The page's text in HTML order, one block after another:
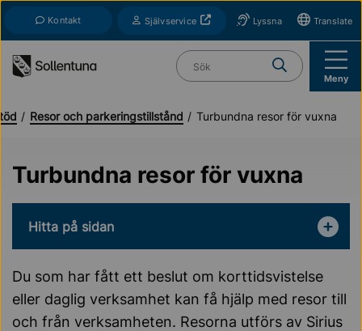
Kontakt SjälvserviceÖppnas i nytt fönsterLyssna Translate
Vad söker du?
Meny
Resor och parkeringstillstånd Turbundna resor för vuxna
Turbundna resor för vuxna
Hitta på sidan
Du som har fått ett beslut om korttidsvistelse
eller daglig verksamhet kan få hjälp med resor till
och från verksamheten. Resorna utförs av Sirius